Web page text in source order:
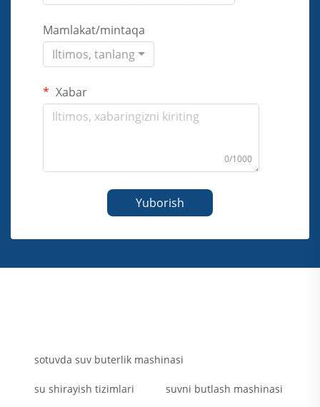
Mamlakat/mintaqa
Iltimos, tanlang
Xabar
0/1000
Yuborish
sotuvda suv buterlik mashinasi
su shirayish tizimlari suvni butlash mashinasi